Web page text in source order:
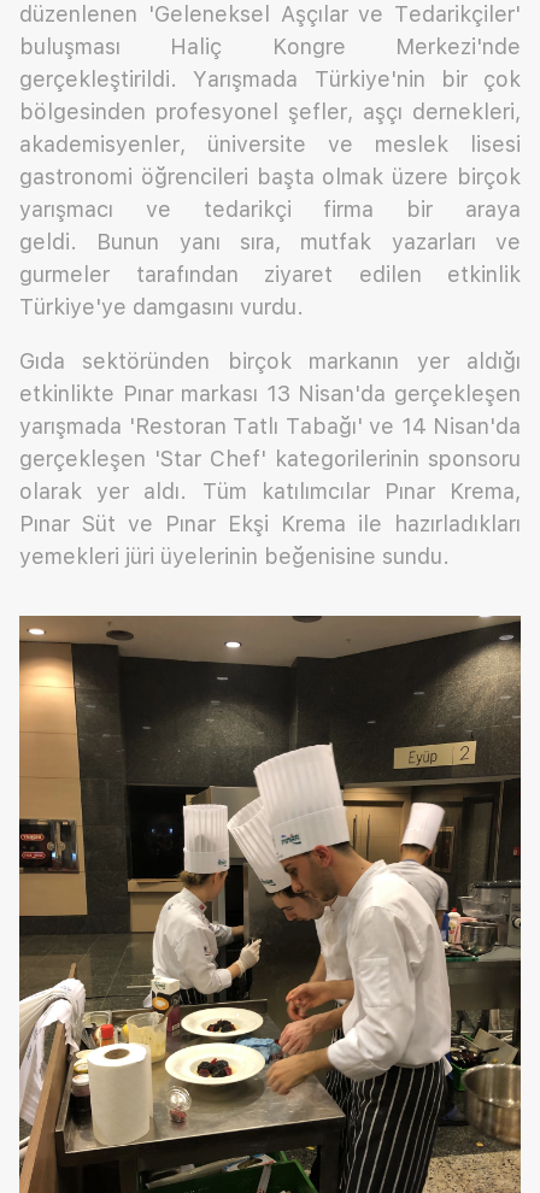
düzenlenen 'Geleneksel Aşçılar ve Tedarikçiler'
buluşması Haliç Kongre Merkezi'nde
gerçekleştirildi. Yarışmada Türkiye'nin bir çok
bölgesinden profesyonel şefler, aşçı dernekleri,
akademisyenler, üniversite ve meslek lisesi
gastronomi öğrencileri başta olmak üzere birçok
yarışmacı ve tedarikçi firma bir araya
geldi. Bunun yanı sıra, mutfak yazarları ve
gurmeler tarafından ziyaret edilen etkinlik
Türkiye'ye damgasını vurdu.
Gıda sektöründen birçok markanın yer aldığı
etkinlikte Pınar markası 13 Nisan'da gerçekleşen
yarışmada 'Restoran Tatlı Tabağı' ve 14 Nisan'da
gerçekleşen 'Star Chef' kategorilerinin sponsoru
olarak yer aldı. Tüm katılımcılar Pınar Krema,
Pınar Süt ve Pınar Ekşi Krema ile hazırladıkları
yemekleri jüri üyelerinin beğenisine sundu.